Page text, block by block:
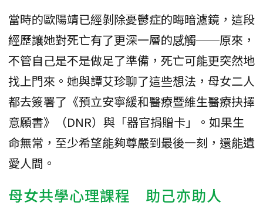
當時的歐陽靖已經剝除憂鬱症的晦暗濾鏡，這段
經歷讓她對死亡有了更深一層的感觸──原來，
不管自己是不是做足了準備，死亡可能更突然地
找上門來。她與譚艾珍聊了這些想法，母女二人
都去簽署了《預立安寧緩和醫療暨維生醫療抉擇
意願書》（DNR）與「器官捐贈卡」。如果生
命無常，至少希望能夠尊嚴到最後一刻，還能遺
愛人間。
母女共學心理課程 助己亦助人